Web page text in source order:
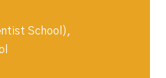
School),